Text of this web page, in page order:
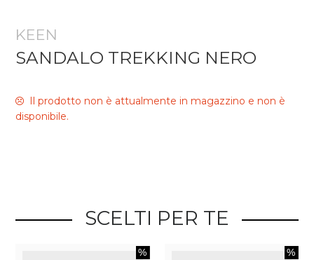
KEEN
SANDALO TREKKING NERO
Il prodotto non è attualmente in magazzino e non è
disponibile.
SCELTI PER TE